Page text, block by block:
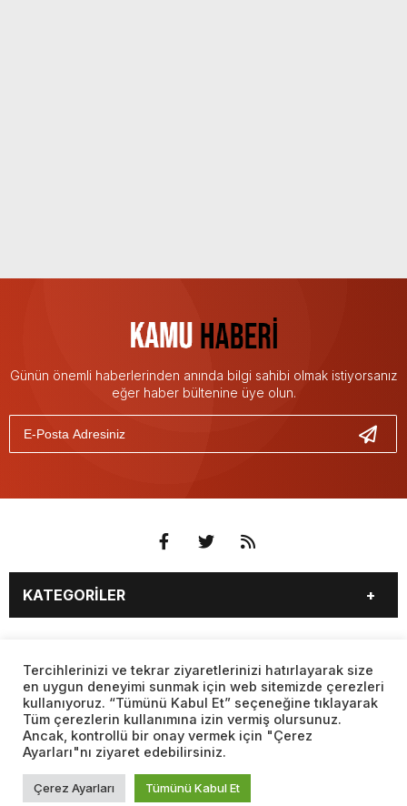
Günün önemli haberlerinden anında bilgi sahibi olmak istiyorsanız
eğer haber bültenine üye olun.
KATEGORİLER
EĞİTİM
SAĞLIK
YAŞAM
SPOR
MAGAZİN
KÜLTÜR SANAT
TEKNOLOJİ
DÜNYA
BİYOGRAFİLER
VIDEO GALERİ
SAYFALAR
BURÇLAR
CANLI BORSA
CANLI SONUÇLAR
CANLI TV
FİKSTÜR
FİRMA EKLE
FİRMA REHBERİ
GAZETE OKU
Web sitemizde yer alan haber içerikleri izin alınmadan,
kaynak gösterilerek dahi iktibas edilemez. Kanuna aykırı ve
izinsiz olarak kopyalanamaz, başka yerde yayınlanamaz.
Tercihlerinizi ve tekrar ziyaretlerinizi hatırlayarak size
en uygun deneyimi sunmak için web sitemizde çerezleri
kullanıyoruz. “Tümünü Kabul Et” seçeneğine tıklayarak
Tüm çerezlerin kullanımına izin vermiş olursunuz.
Ancak, kontrollü bir onay vermek için "Çerez
Ayarları"nı ziyaret edebilirsiniz.
Çerez Ayarları Tümünü Kabul Et